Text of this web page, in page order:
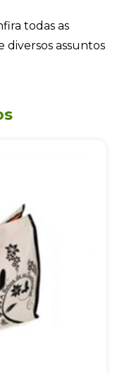
todas as
diversos assuntos